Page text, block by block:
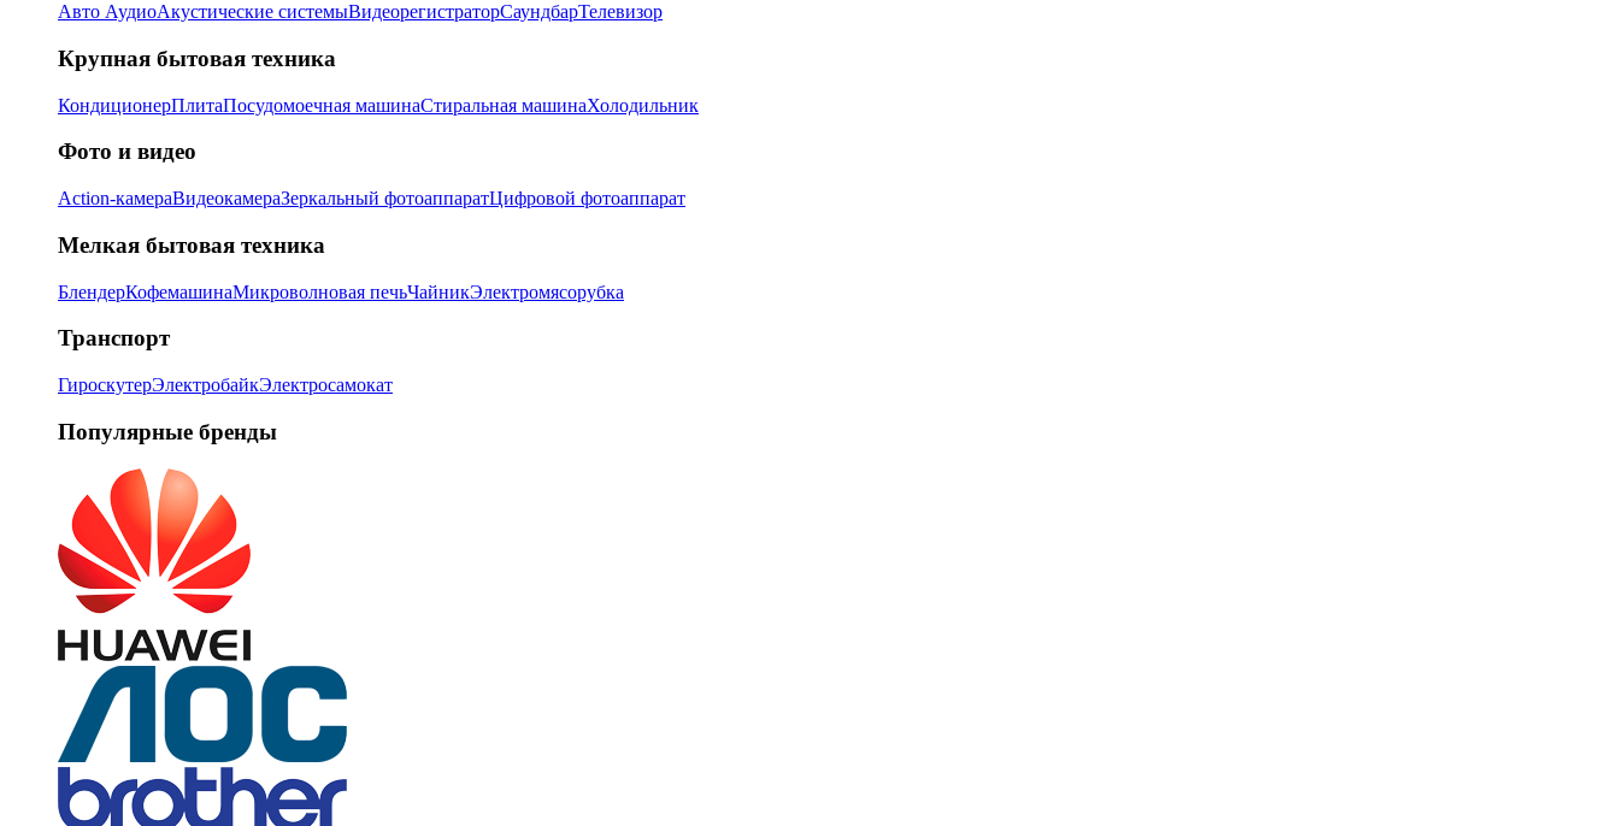
Авто АудиоАкустические системыВидеорегистраторСаундбарТелевизор
Крупная бытовая техника
КондиционерПлитаПосудомоечная машинаСтиральная машинаХолодильник
Фото и видео
Action-камераВидеокамераЗеркальный фотоаппаратЦифровой фотоаппарат
Мелкая бытовая техника
БлендерКофемашинаМикроволновая печьЧайникЭлектромясорубка
Транспорт
ГироскутерЭлектробайкЭлектросамокат
Популярные бренды